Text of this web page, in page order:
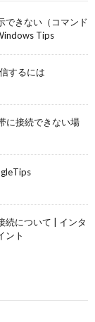
できない（コマンド
Tips
するには
に接続できない場
続について | インタ
ント